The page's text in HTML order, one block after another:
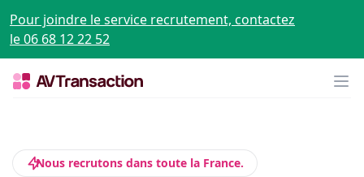
Pour joindre le service recrutement, contactez
le 06 68 12 22 52
Nous recrutons dans toute la France.